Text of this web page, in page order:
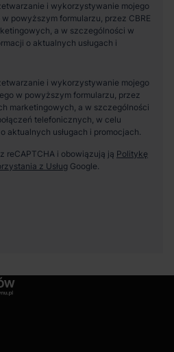
i wykorzystywanie mojego
powyższym formularzu, przez CBRE
a w szczególności w
o aktualnych usługach i
i wykorzystywanie mojego
w powyższym formularzu, przez
marketingowych, a w szczególności
telefonicznych, w celu
aktualnych usługach i promocjach.
reCAPTCHA i obowiązują ją Politykę
z Usług Google.